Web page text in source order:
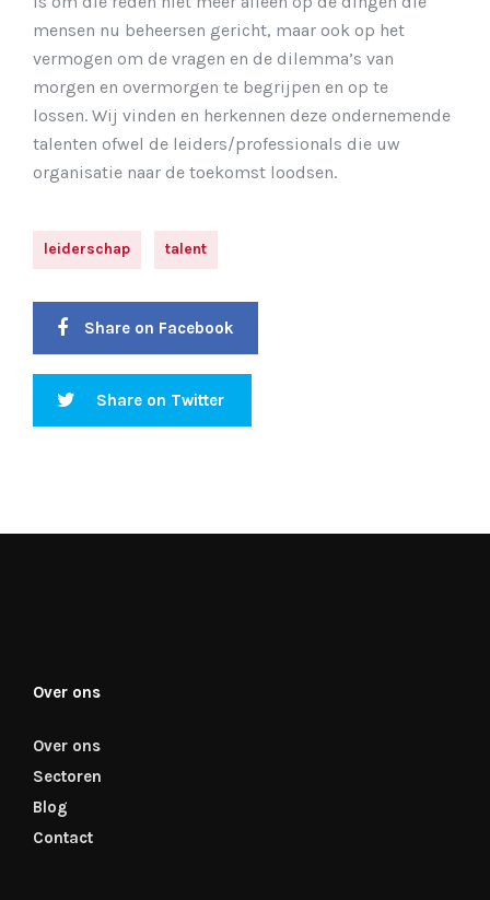
mensen nu beheersen gericht, maar ook op het
vermogen om de vragen en de dilemma’s van
morgen en overmorgen te begrijpen en op te
lossen. Wij vinden en herkennen deze ondernemende
talenten ofwel de leiders/professionals die uw
organisatie naar de toekomst loodsen.
leiderschap talent
Share on Facebook
Share on Twitter
Over ons
Over ons
Sectoren
Blog
Contact